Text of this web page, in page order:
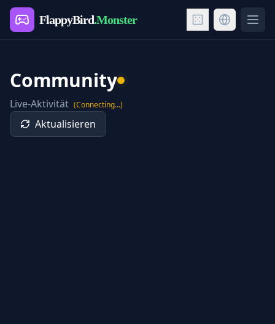
FlappyBird.Monster
Community
Live-Aktivität (Connecting...)
Aktualisieren